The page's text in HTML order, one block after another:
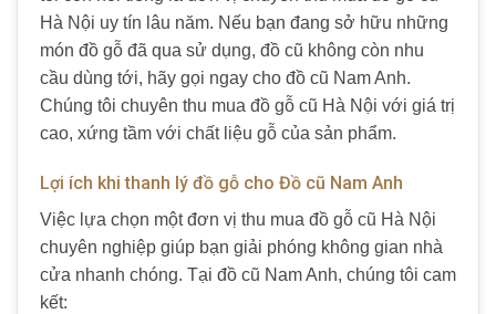
Hà Nội uy tín lâu năm. Nếu bạn đang sở hữu những
món đồ gỗ đã qua sử dụng, đồ cũ không còn nhu
cầu dùng tới, hãy gọi ngay cho đồ cũ Nam Anh.
Chúng tôi chuyên thu mua đồ gỗ cũ Hà Nội với giá trị
cao, xứng tầm với chất liệu gỗ của sản phẩm.
Lợi ích khi thanh lý đồ gỗ cho Đồ cũ Nam Anh
Việc lựa chọn một đơn vị thu mua đồ gỗ cũ Hà Nội
chuyên nghiệp giúp bạn giải phóng không gian nhà
cửa nhanh chóng. Tại đồ cũ Nam Anh, chúng tôi cam
kết: